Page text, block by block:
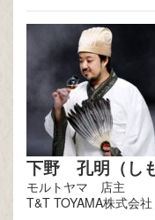
下野 孔明（し
モルトヤマ 店主
T&T TOYAMA株式会